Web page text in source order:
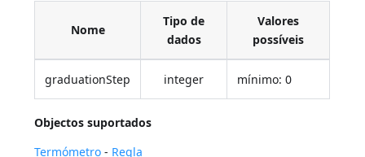
Nome
Tipo de
dados
Valores
possíveis
graduationStep integer mínimo: 0
Objectos suportados
Termómetro - Regla